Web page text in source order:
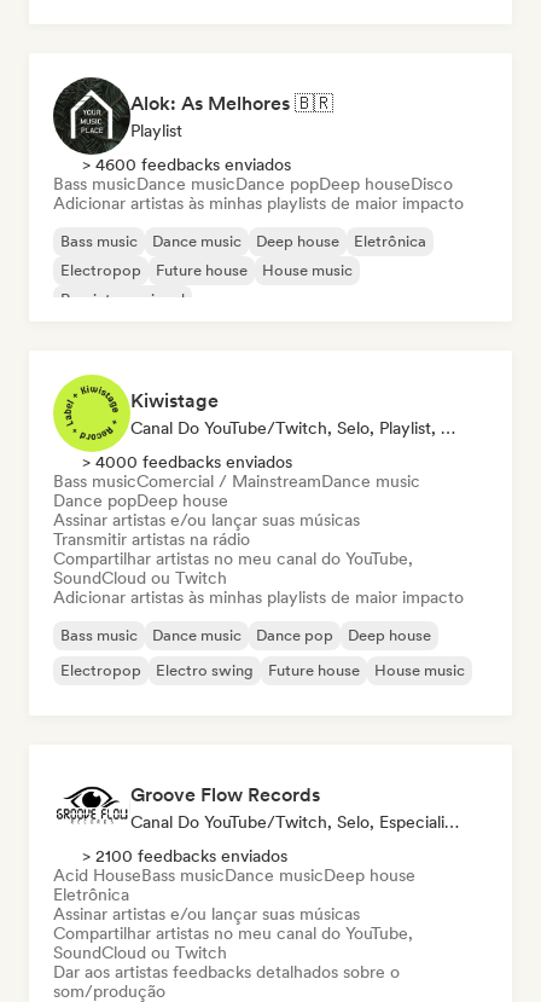
Alok: As Melhores 🇧🇷
Playlist
> 4600 feedbacks enviados
Bass musicDance musicDance popDeep houseDisco
Adicionar artistas às minhas playlists de maior impacto
Bass music Dance music Deep house
Eletrônica
Electropop
Future house
House music
Pop internacional
Kiwistage
Canal Do YouTube/Twitch, Selo, Playlist, Rádio
> 4000 feedbacks enviados
Bass musicComercial / MainstreamDance music
Dance popDeep house
Assinar artistas e/ou lançar suas músicas
Transmitir artistas na rádio
Compartilhar artistas no meu canal do YouTube,
SoundCloud ou Twitch
Adicionar artistas às minhas playlists de maior impacto
Bass music Dance music Dance pop
Deep house
Electropop
Electro swing Future house House music
Groove Flow Records
Canal Do YouTube/Twitch, Selo, Especialista Em Som
> 2100 feedbacks enviados
Acid HouseBass musicDance musicDeep house
Eletrônica
Assinar artistas e/ou lançar suas músicas
Compartilhar artistas no meu canal do YouTube,
SoundCloud ou Twitch
Dar aos artistas feedbacks detalhados sobre o
som/produção